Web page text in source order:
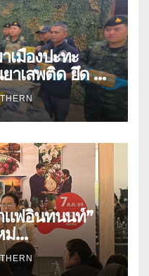
เมืองปะทะ
าเสพติด ยึด 2
แฟอินทนนท์”
ม่
2026”
100 ราย ดัน